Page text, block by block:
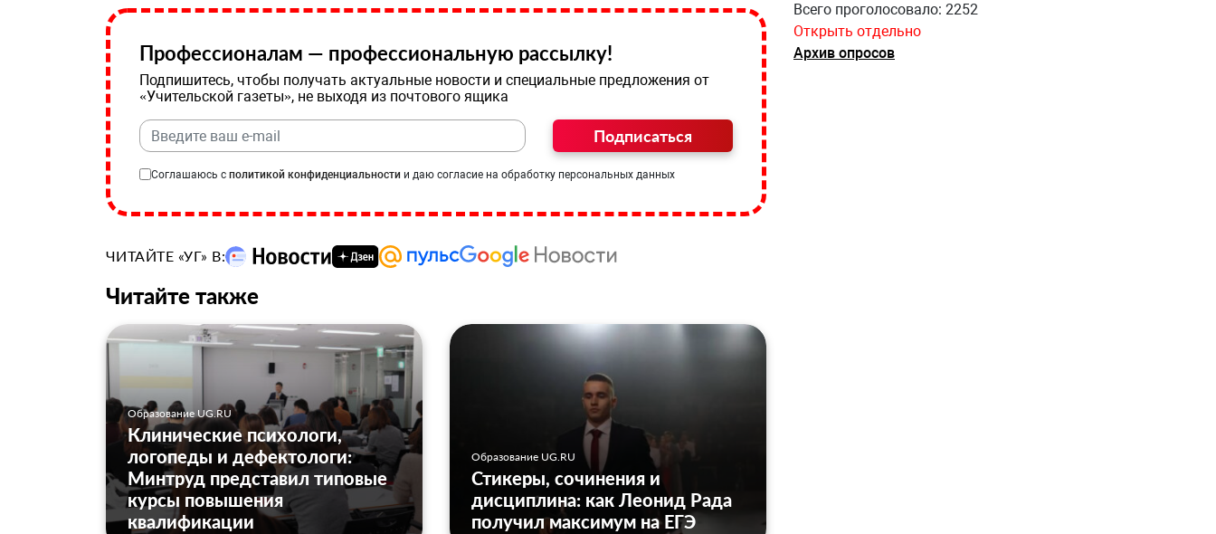
Профессионалам — профессиональную рассылку!
Подпишитесь, чтобы получать актуальные новости и специальные предложения от
«Учительской газеты», не выходя из почтового ящика
Подписаться
Соглашаюсь с политикой конфиденциальности и даю согласие на обработку персональных данных
ЧИТАЙТЕ «УГ» В:
Читайте также
Образование UG.RU
Клинические психологи,
логопеды и дефектологи:
Минтруд представил типовые
курсы повышения
квалификации
Образование UG.RU
Стикеры, сочинения и
дисциплина: как Леонид Рада
получил максимум на ЕГЭ
Всего проголосовало: 2252
Открыть отдельно
Архив опросов